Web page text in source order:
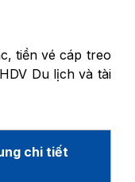
tiền vé cáp treo
Du lịch và tài
chi tiết